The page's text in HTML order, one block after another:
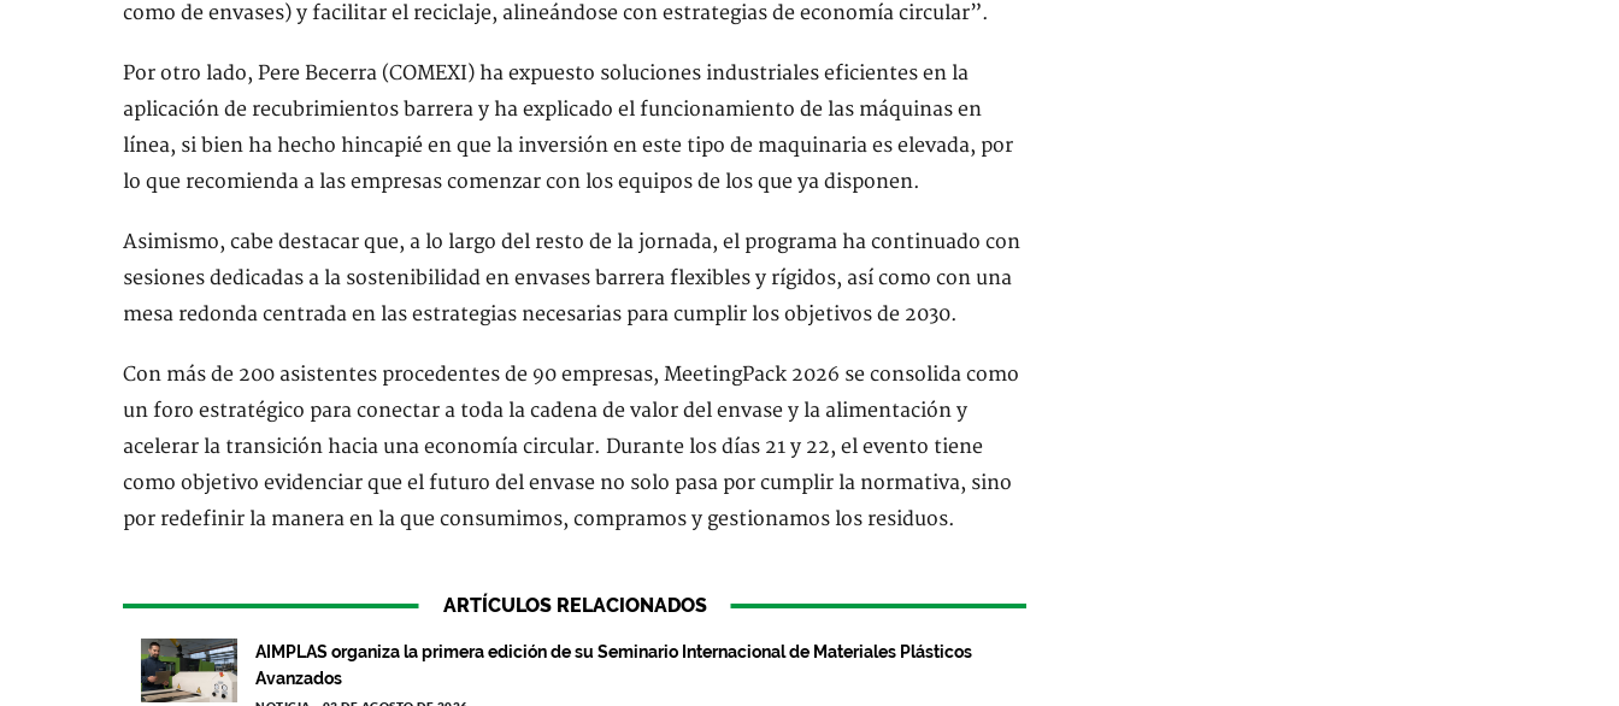
como de envases) y facilitar el reciclaje, alineándose con estrategias de economía circular”.
Por otro lado, Pere Becerra (COMEXI) ha expuesto soluciones industriales eficientes en la
aplicación de recubrimientos barrera y ha explicado el funcionamiento de las máquinas en
línea, si bien ha hecho hincapié en que la inversión en este tipo de maquinaria es elevada, por
lo que recomienda a las empresas comenzar con los equipos de los que ya disponen.
Asimismo, cabe destacar que, a lo largo del resto de la jornada, el programa ha continuado con
sesiones dedicadas a la sostenibilidad en envases barrera flexibles y rígidos, así como con una
mesa redonda centrada en las estrategias necesarias para cumplir los objetivos de 2030.
Con más de 200 asistentes procedentes de 90 empresas, MeetingPack 2026 se consolida como
un foro estratégico para conectar a toda la cadena de valor del envase y la alimentación y
acelerar la transición hacia una economía circular. Durante los días 21 y 22, el evento tiene
como objetivo evidenciar que el futuro del envase no solo pasa por cumplir la normativa, sino
por redefinir la manera en la que consumimos, compramos y gestionamos los residuos.
ARTÍCULOS RELACIONADOS
AIMPLAS organiza la primera edición de su Seminario Internacional de Materiales Plásticos
Avanzados